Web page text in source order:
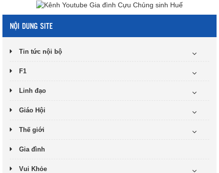
NỘI DUNG SITE
Tin tức nội bộ
F1
Linh đạo
Giáo Hội
Thế giới
Gia đình
Vui Khỏe